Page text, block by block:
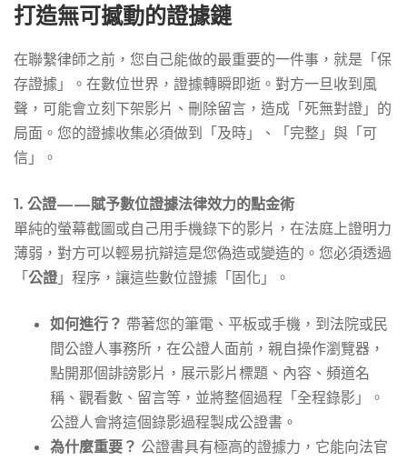
打造無可撼動的證據鏈
在聯繫律師之前，您自己能做的最重要的一件事，就是「保
存證據」。在數位世界，證據轉瞬即逝。對方一旦收到風
聲，可能會立刻下架影片、刪除留言，造成「死無對證」的
局面。您的證據收集必須做到「及時」、「完整」與「可
信」。
1. 公證——賦予數位證據法律效力的點金術
單純的螢幕截圖或自己用手機錄下的影片，在法庭上證明力
薄弱，對方可以輕易抗辯這是您偽造或變造的。您必須透過
「 公證 」程序，讓這些數位證據「固化」。
如何進行？ 帶著您的筆電、平板或手機，到法院或民
間公證人事務所，在公證人面前，親自操作瀏覽器，
點開那個誹謗影片，展示影片標題、內容、頻道名
稱、觀看數、留言等，並將整個過程「全程錄影」。
公證人會將這個錄影過程製成公證書。
為什麼重要？ 公證書具有極高的證據力，它能向法官